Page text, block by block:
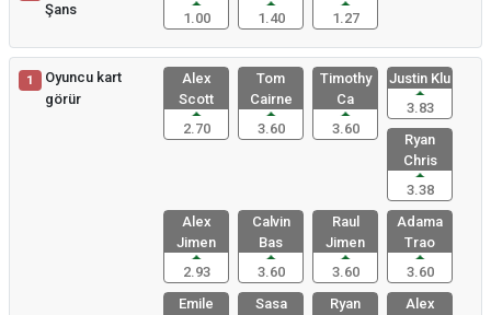
Şans
1.00
1.40
1.27
1
Oyuncu kart
görür
Alex
Scott
2.70
Tom
Cairne
3.60
Timothy
Ca
3.60
Justin Klu
3.83
Ryan
Chris
3.38
Alex
Jimen
2.93
Calvin
Bas
3.60
Raul
Jimen
3.60
Adama
Trao
3.60
Emile
Sasa
Ryan
Alex